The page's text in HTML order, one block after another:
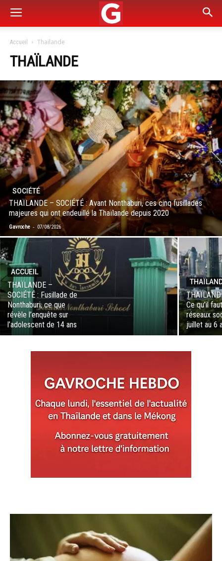
Accueil Thaïlande
THAÏLANDE
SOCIÉTÉ
THAÏLANDE – SOCIÉTÉ : Avant Nonthaburi, ces cinq fusillades
majeures qui ont endeuillé la Thaïlande depuis 2020
Gavroche - 07/08/2026
ACCUEIL
THAÏLANDE –
SOCIÉTÉ : Fusillade de
Nonthaburi, ce que
révèle l’enquête sur
l’adolescent de 14 ans
Ce qu’il
réseaux
juillet au 6